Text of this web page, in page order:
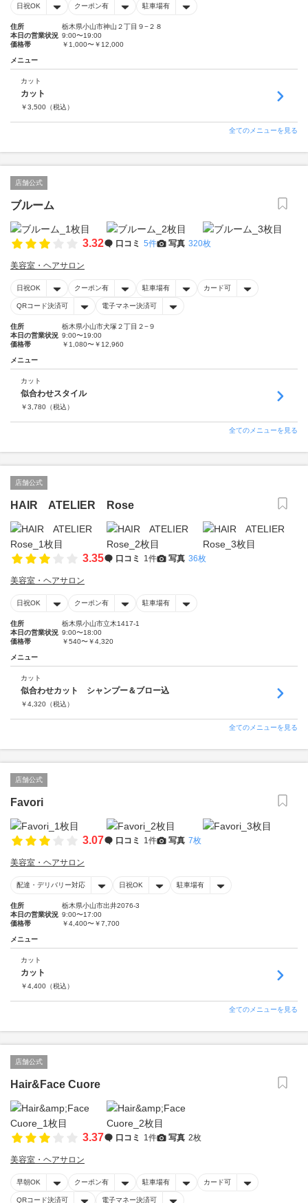
日祝OK クーポン有 駐車場有
住所
栃木県小山市神山２丁目９−２８
本日の営業状況 9:00〜19:00
価格帯
￥1,000〜￥12,000
メニュー
カット
カット
￥3,500 （税込）
全てのメニューを見る
店舗公式
ブルーム
3.32 口コミ 5件 写真 320枚
美容室・ヘアサロン
日祝OK クーポン有 駐車場有 カード可
QRコード決済可 電子マネー決済可
住所
栃木県小山市犬塚２丁目２−９
本日の営業状況 9:00〜19:00
価格帯
￥1,080〜￥12,960
メニュー
カット
似合わせスタイル
￥3,780 （税込）
全てのメニューを見る
店舗公式
HAIR ATELIER Rose
3.35 口コミ 1件 写真 36枚
美容室・ヘアサロン
日祝OK クーポン有 駐車場有
住所
栃木県小山市立木1417-1
本日の営業状況 9:00〜18:00
価格帯
￥540〜￥4,320
メニュー
カット
似合わせカット シャンプー＆ブロー込
￥4,320 （税込）
全てのメニューを見る
店舗公式
Favori
3.07 口コミ 1件 写真 7枚
美容室・ヘアサロン
配達・デリバリー対応 日祝OK 駐車場有
住所
栃木県小山市出井2076-3
本日の営業状況 9:00〜17:00
価格帯
￥4,400〜￥7,700
メニュー
カット
カット
￥4,400 （税込）
全てのメニューを見る
店舗公式
Hair&Face Cuore
3.37 口コミ 1件 写真 2枚
美容室・ヘアサロン
早朝OK クーポン有 駐車場有 カード可
QRコード決済可 電子マネー決済可